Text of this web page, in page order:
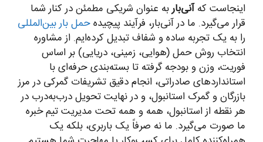
اینجاست کهآنی‌باربه عنوان شریکی مطمئن در کنار شما
قرار می‌گیرد. ما در آنی‌بار، فرآیند پیچیدهحمل بار بین‌المللی
را به یک تجربه ساده و شفاف تبدیل کرده‌ایم. از مشاوره
انتخاب روش حمل (هوایی، زمینی، دریایی) بر اساس
فوریت، وزن و بودجه گرفته تا بسته‌بندی حرفه‌ای با
استانداردهای صادراتی، انجام دقیق تشریفات گمرکی در مرز
بازرگان و گمرک استانبول، و در نهایت تحویل درب‌به‌درب در
هر نقطه از استانبول، همه و همه تحت مدیریت تیم خبره
ما صورت می‌گیرد. ما نه صرفاً یک باربری، بلکه یک